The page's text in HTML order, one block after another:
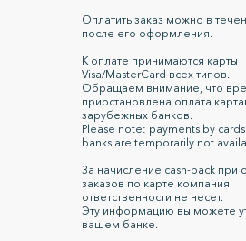
Оплатить заказ можно в
после его оформления.
К оплате принимаются карты
Visa/MasterCard всех типов.
Обращаем внимание, что
приостановлена оплата
зарубежных банков.
Please note: payments by
banks are temporarily not
За начисление сash-back при
заказов по карте компания
ответственности не несет.
Эту информацию вы можете
вашем банке.